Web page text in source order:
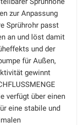
zur Anpassung
Sprührohr passt
an und löst damit
und der
für Außen,
gewinnt
verfügt über einen
eine stabile und